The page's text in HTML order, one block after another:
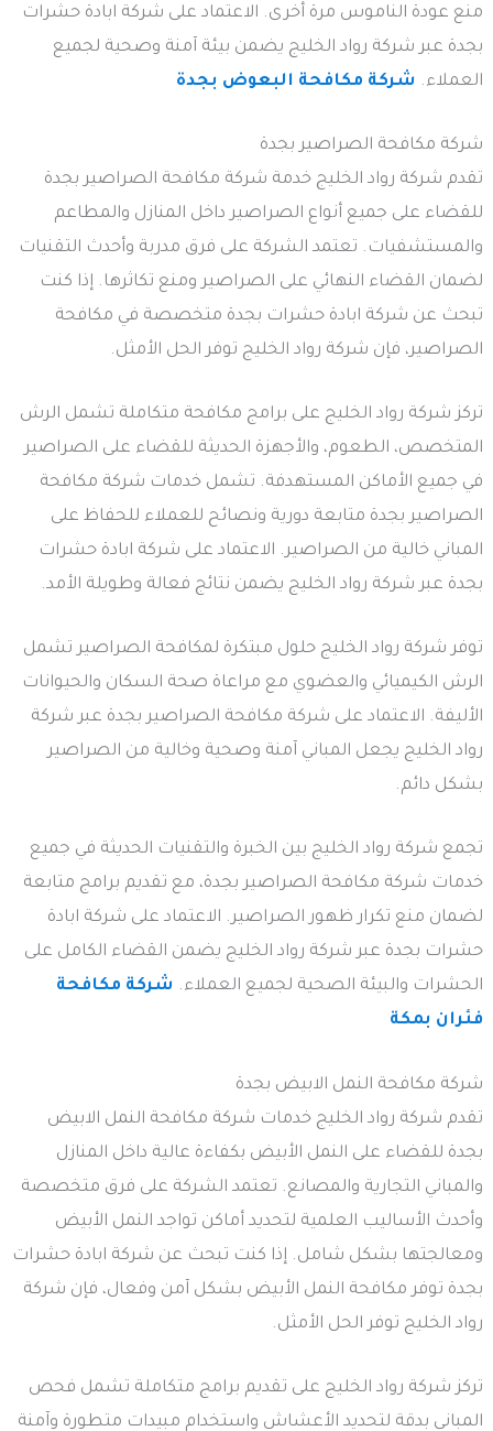
منع عودة الناموس مرة أخرى. الاعتماد على شركة ابادة حشرات
بجدة عبر شركة رواد الخليج يضمن بيئة آمنة وصحية لجميع
العملاء. شركة مكافحة البعوض بجدة
شركة مكافحة الصراصير بجدة
تقدم شركة رواد الخليج خدمة شركة مكافحة الصراصير بجدة
للقضاء على جميع أنواع الصراصير داخل المنازل والمطاعم
والمستشفيات. تعتمد الشركة على فرق مدربة وأحدث التقنيات
لضمان القضاء النهائي على الصراصير ومنع تكاثرها. إذا كنت
تبحث عن شركة ابادة حشرات بجدة متخصصة في مكافحة
الصراصير، فإن شركة رواد الخليج توفر الحل الأمثل.
تركز شركة رواد الخليج على برامج مكافحة متكاملة تشمل الرش
المتخصص، الطعوم، والأجهزة الحديثة للقضاء على الصراصير
في جميع الأماكن المستهدفة. تشمل خدمات شركة مكافحة
الصراصير بجدة متابعة دورية ونصائح للعملاء للحفاظ على
المباني خالية من الصراصير. الاعتماد على شركة ابادة حشرات
بجدة عبر شركة رواد الخليج يضمن نتائج فعالة وطويلة الأمد.
توفر شركة رواد الخليج حلول مبتكرة لمكافحة الصراصير تشمل
الرش الكيميائي والعضوي مع مراعاة صحة السكان والحيوانات
الأليفة. الاعتماد على شركة مكافحة الصراصير بجدة عبر شركة
رواد الخليج يجعل المباني آمنة وصحية وخالية من الصراصير
بشكل دائم.
تجمع شركة رواد الخليج بين الخبرة والتقنيات الحديثة في جميع
خدمات شركة مكافحة الصراصير بجدة، مع تقديم برامج متابعة
لضمان منع تكرار ظهور الصراصير. الاعتماد على شركة ابادة
حشرات بجدة عبر شركة رواد الخليج يضمن القضاء الكامل على
الحشرات والبيئة الصحية لجميع العملاء. شركة مكافحة
فئران بمكة
شركة مكافحة النمل الابيض بجدة
تقدم شركة رواد الخليج خدمات شركة مكافحة النمل الابيض
بجدة للقضاء على النمل الأبيض بكفاءة عالية داخل المنازل
والمباني التجارية والمصانع. تعتمد الشركة على فرق متخصصة
وأحدث الأساليب العلمية لتحديد أماكن تواجد النمل الأبيض
ومعالجتها بشكل شامل. إذا كنت تبحث عن شركة ابادة حشرات
بجدة توفر مكافحة النمل الأبيض بشكل آمن وفعال، فإن شركة
رواد الخليج توفر الحل الأمثل.
تركز شركة رواد الخليج على تقديم برامج متكاملة تشمل فحص
المباني بدقة لتحديد الأعشاش واستخدام مبيدات متطورة وآمنة